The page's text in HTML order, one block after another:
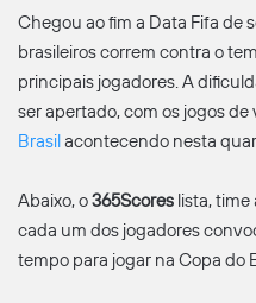
Chegou ao fim a Data Fifa de
brasileiros correm contra o
principais jogadores. A
ser apertado, com os jogos
Brasilacontecendo nesta
Abaixo, o365Scores lista,
cada um dos jogadores
tempo para jogar na Copa do